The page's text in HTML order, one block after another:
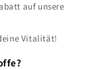
auf unsere
Vitalität!